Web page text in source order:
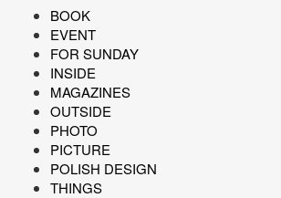
BOOK
EVENT
FOR SUNDAY
INSIDE
MAGAZINES
OUTSIDE
PHOTO
PICTURE
POLISH DESIGN
THINGS